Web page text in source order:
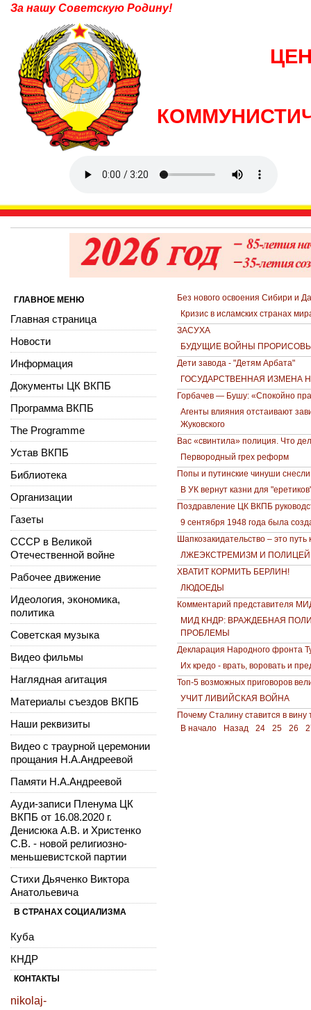
За нашу Советскую Родину!
Без нового освоения Сибири и
Кризис в исламских странах
ЗАСУХА
БУДУЩИЕ ВОЙНЫ
Дети завода - "Детям Арбата"
ГОСУДАРСТВЕННАЯ ИЗМЕНА
Горбачев — Бушу: «Спокойно
Агенты влияния отстаивают
Жуковского
Вас «свинтила» полиция. Что
Первородный грех реформ
Попы и путинские чинуши
В УК вернут казни для
Поздравление ЦК ВКПБ
9 сентября 1948 года была
Шапкозакидательство – это
ЛЖЕЭКСТРЕМИЗМ И
ХВАТИТ КОРМИТЬ БЕРЛИН!
ЛЮДОЕДЫ
Комментарий представителя
МИД КНДР: ВРАЖДЕБНАЯ
ПРОБЛЕМЫ
Декларация Народного фронта
Их кредо - врать, воровать и
Топ-5 возможных приговоров
УЧИТ ЛИВИЙСКАЯ ВОЙНА
Почему Сталину ставится в вину
В начало
Назад 24 25 26
ГЛАВНОЕ МЕНЮ
Главная страница
Новости
Информация
Документы ЦК ВКПБ
Программа ВКПБ
The Programme
Устав ВКПБ
Библиотека
Организации
Газеты
СССР в Великой
Отечественной войне
Рабочее движение
Идеология, экономика,
политика
Советская музыка
Видео фильмы
Наглядная агитация
Материалы съездов ВКПБ
Наши реквизиты
Видео с траурной церемонии
прощания Н.А.Андреевой
Памяти Н.А.Андреевой
Ауди-записи Пленума ЦК
ВКПБ от 16.08.2020 г.
Денисюка А.В. и Христенко
С.В. - новой религиозно-
меньшевистской партии
Стихи Дьяченко Виктора
Анатольевича
В СТРАНАХ СОЦИАЛИЗМА
Куба
КНДР
КОНТАКТЫ
nikolaj-